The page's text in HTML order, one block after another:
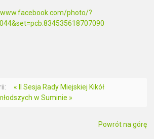
photo/?
« II Sesja Rady Miejskiej Kikół
w Suminie »
Powrót na górę